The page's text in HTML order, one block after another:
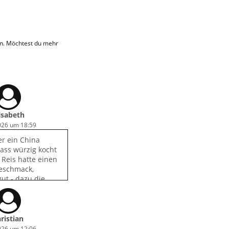
Möchtest du mehr
um 18:59
ein China
würzig kocht
hatte einen
- dazu die